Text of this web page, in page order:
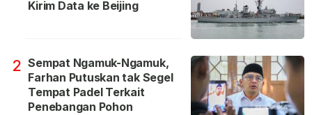
Kirim Data ke Beijing
2 Sempat Ngamuk-Ngamuk,
Farhan Putuskan tak Segel
Tempat Padel Terkait
Penebangan Pohon